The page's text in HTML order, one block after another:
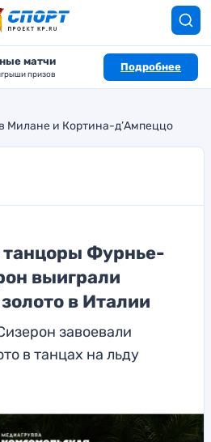
матчи
призов
Подробнее
Милане и Кортина-д’Ампеццо
Фурнье-
выиграли
в Италии
завоевали
в танцах на льду